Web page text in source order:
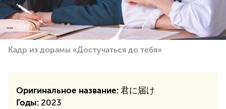
Кадр из дорамы «Достучаться до тебя»
Оригинальное название: 君に届け
Годы: 2023